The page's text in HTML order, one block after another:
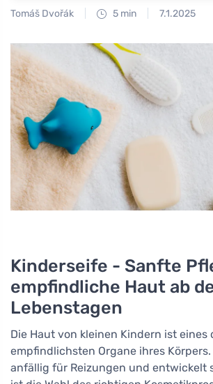
Tomáš Dvořák 5 min 7.1.2025
Kinderseife - Sanfte
empfindliche Haut ab
Lebenstagen
Die Haut von kleinen Kindern ist eines
empfindlichsten Organe ihres
anfällig für Reizungen und entwickelt